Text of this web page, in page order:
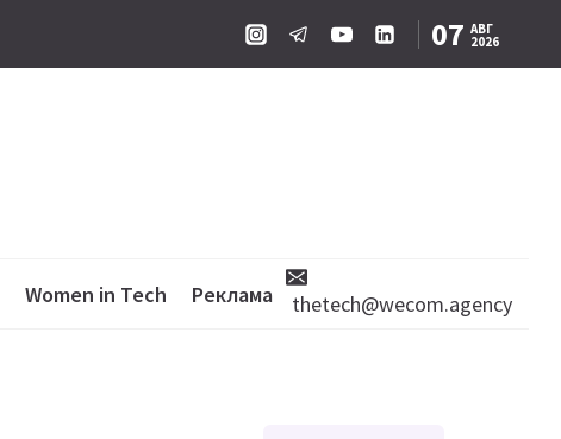
07 АВГ
2026
Women in Tech Реклама thetech@wecom.agency